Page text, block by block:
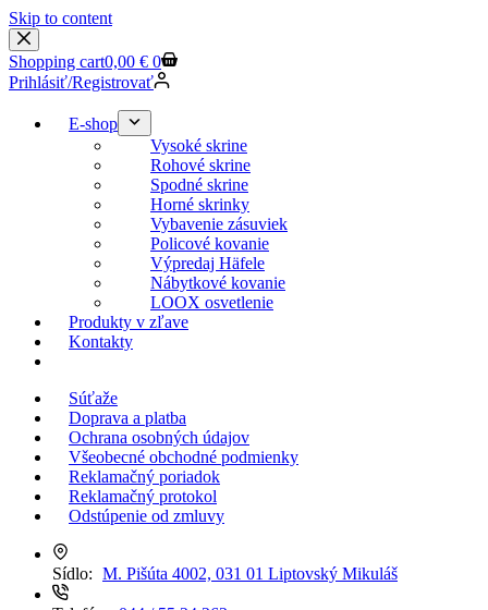
Skip to content
Shopping cart0,00 € 0
Prihlásiť/Registrovať
E-shop
Vysoké skrine
Rohové skrine
Spodné skrine
Horné skrinky
Vybavenie zásuviek
Policové kovanie
Výpredaj Häfele
Nábytkové kovanie
LOOX osvetlenie
Produkty v zľave
Kontakty
Súťaže
Doprava a platba
Ochrana osobných údajov
Všeobecné obchodné podmienky
Reklamačný poriadok
Reklamačný protokol
Odstúpenie od zmluvy
Sídlo: M. Pišúta 4002, 031 01 Liptovský Mikuláš